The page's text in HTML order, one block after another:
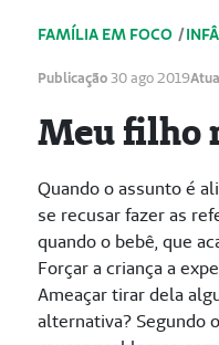
FAMÍLIA EM FOCO /
Publicação30 ago 2019
Meu filho
Quando o assunto é
se recusar fazer as
quando o bebê, que
Forçar a criança a
Ameaçar tirar dela
alternativa? Segundo